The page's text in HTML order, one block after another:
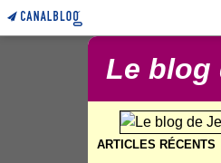
Le blog
ARTICLES RÉCENTS